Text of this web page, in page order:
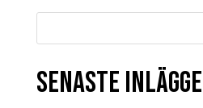
Senaste